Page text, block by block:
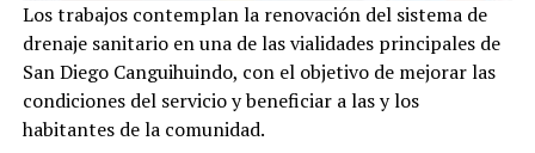
Los trabajos contemplan la renovación del sistema de
drenaje sanitario en una de las vialidades principales de
San Diego Canguihuindo, con el objetivo de mejorar las
condiciones del servicio y beneficiar a las y los
habitantes de la comunidad.